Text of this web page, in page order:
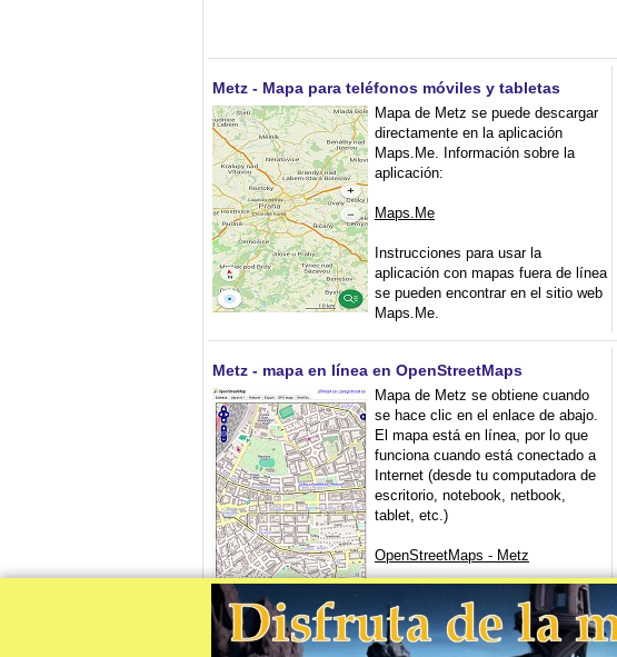
Metz - Mapa para teléfonos móviles y tabletas
Mapa de Metz se puede descargar
directamente en la aplicación
Maps.Me. Información sobre la
aplicación:
Maps.Me
Instrucciones para usar la
aplicación con mapas fuera de línea
se pueden encontrar en el sitio web
Maps.Me.
Metz - mapa en línea en OpenStreetMaps
Mapa de Metz se obtiene cuando
se hace clic en el enlace de abajo.
El mapa está en línea, por lo que
funciona cuando está conectado a
Internet (desde tu computadora de
escritorio, notebook, netbook,
tablet, etc.)
OpenStreetMaps - Metz